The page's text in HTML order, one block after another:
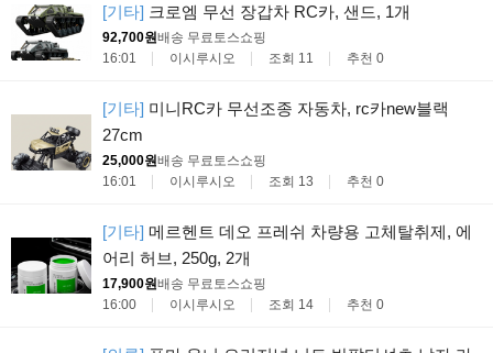
[기타] 크로엠 무선 장갑차 RC카, 샌드, 1개
92,700원배송 무료 토스쇼핑
16:01
이시루시오 조회 11 추천 0
[기타] 미니RC카 무선조종 자동차, rc카new블랙
27cm
25,000원배송 무료 토스쇼핑
16:01
이시루시오 조회 13 추천 0
[기타] 메르헨트 데오 프레쉬 차량용 고체탈취제, 에
어리 허브, 250g, 2개
17,900원배송 무료 토스쇼핑
16:00
이시루시오 조회 14 추천 0